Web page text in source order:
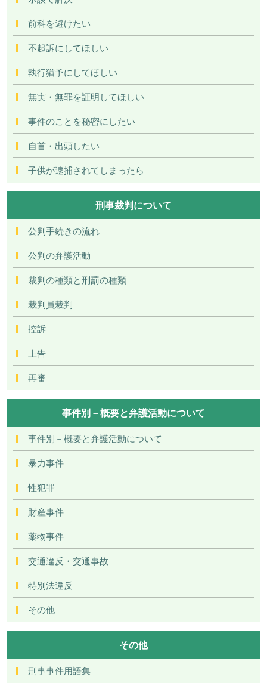
前科を避けたい
不起訴にしてほしい
執行猶予にしてほしい
無実・無罪を証明してほしい
事件のことを秘密にしたい
自首・出頭したい
子供が逮捕されてしまったら
刑事裁判について
公判手続きの流れ
公判の弁護活動
裁判の種類と刑罰の種類
裁判員裁判
控訴
上告
再審
事件別－概要と弁護活動について
事件別－概要と弁護活動について
暴力事件
性犯罪
財産事件
薬物事件
交通違反・交通事故
特別法違反
その他
その他
刑事事件用語集